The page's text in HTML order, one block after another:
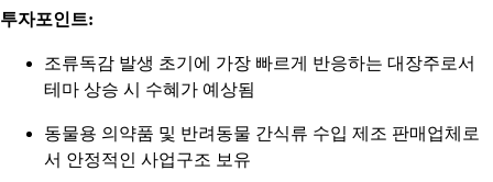
투자포인트:
조류독감 발생 초기에 가장 빠르게 반응하는 대장주로서
테마 상승 시 수혜가 예상됨
동물용 의약품 및 반려동물 간식류 수입 제조 판매업체로
서 안정적인 사업구조 보유